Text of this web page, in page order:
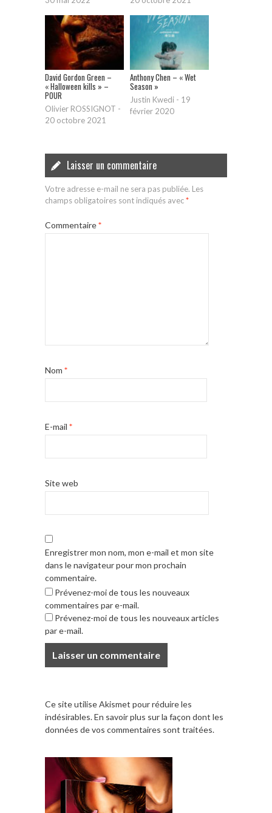
David Gordon Green –
« Halloween kills » –
POUR
Olivier ROSSIGNOT -
20 octobre 2021
Anthony Chen – « Wet
Season »
Justin Kwedi - 19
février 2020
Laisser un commentaire
Votre adresse e-mail ne sera pas publiée. Les
champs obligatoires sont indiqués avec*
Commentaire*
Nom *
E-mail *
Site web
Enregistrer mon nom, mon e-mail et mon site
dans le navigateur pour mon prochain
commentaire.
Prévenez-moi de tous les nouveaux
commentaires par e-mail.
Prévenez-moi de tous les nouveaux articles
par e-mail.
Ce site utilise Akismet pour réduire les
indésirables.En savoir plus sur la façon dont les
données de vos commentaires sont traitées.